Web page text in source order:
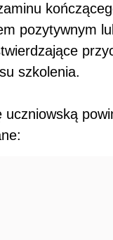
pozytywnym
szkolenia.
uczniowską